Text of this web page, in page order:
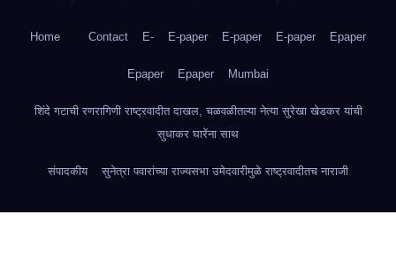
Home Contact E- E-paper E-paper E-paper Epaper
Epaper Epaper Mumbai
शिंदे गटाची रणरागिणी राष्ट्रवादीत दाखल, चळवळीतल्या नेत्या सुरेखा खेडकर यांची
सुधाकर घारेंना साथ
संपादकीय सुनेत्रा पवारांच्या राज्यसभा उमेदवारीमुळे राष्ट्रवादीतच नाराजी